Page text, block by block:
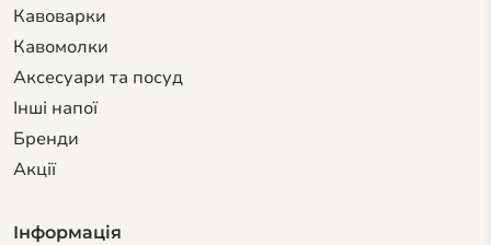
Кавоварки
Кавомолки
Аксесуари та посуд
Інші напої
Бренди
Акції
Інформація